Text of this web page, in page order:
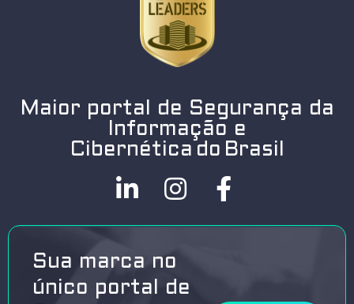
Maior portal de Segurança da
Informação e
Cibernética do Brasil
Sua marca no
único portal de